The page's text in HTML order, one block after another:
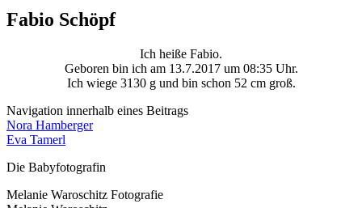
Fabio Schöpf
Ich heiße Fabio.
Geboren bin ich am 13.7.2017 um 08:35 Uhr.
Ich wiege 3130 g und bin schon 52 cm groß.
Navigation innerhalb eines Beitrags
Nora Hamberger
Eva Tamerl
Die Babyfotografin
Melanie Waroschitz Fotografie